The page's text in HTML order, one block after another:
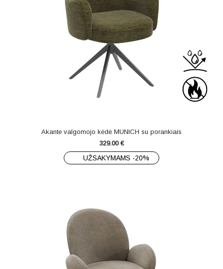
Akante valgomojo kėdė MUNICH su porankiais
329.00 €
UŽSAKYMAMS -20%